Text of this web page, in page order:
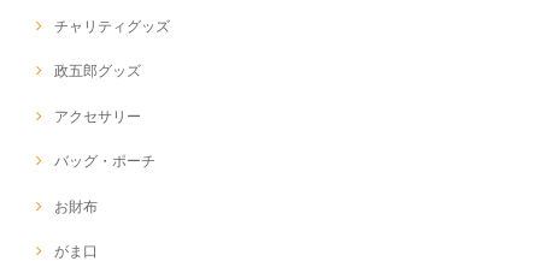
チャリティグッズ
政五郎グッズ
アクセサリー
バッグ・ポーチ
お財布
がま口